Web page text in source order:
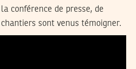
conférence de presse, de
sont venus témoigner.